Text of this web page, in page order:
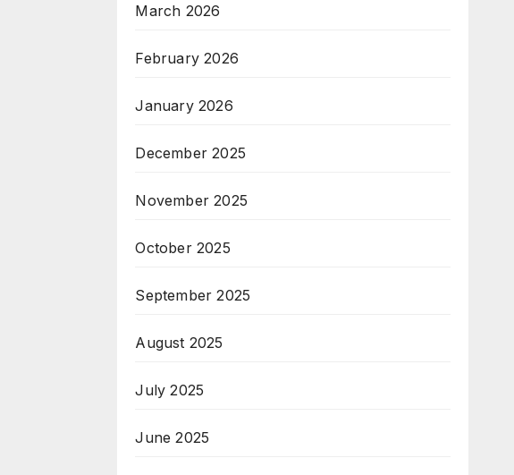
March 2026
February 2026
January 2026
December 2025
November 2025
October 2025
September 2025
August 2025
July 2025
June 2025